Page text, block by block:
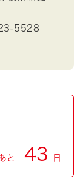
5528
と 43 日